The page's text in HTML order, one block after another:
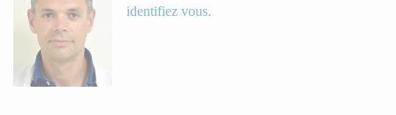
identifiez vous.